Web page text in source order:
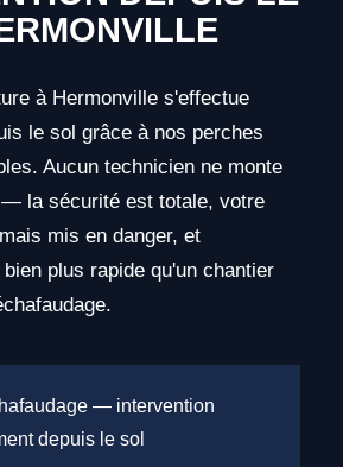
à Hermonville s'effectue
le sol grâce à nos perches
Aucun technicien ne monte
la sécurité est totale, votre
mis en danger, et
plus rapide qu'un chantier
— intervention
depuis le sol